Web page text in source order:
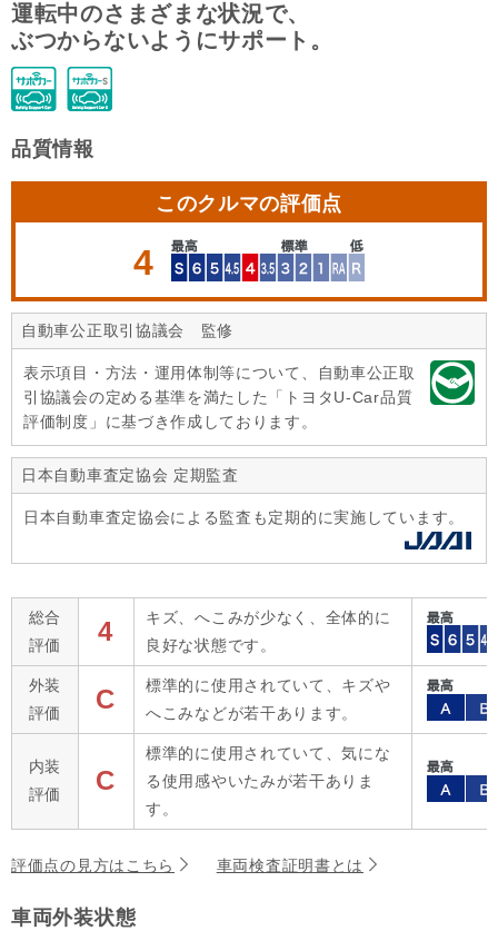
運転中のさまざまな状況で、
ぶつからないようにサポート。
品質情報
このクルマの評価点
4
自動車公正取引協議会 監修
表示項目・方法・運用体制等について、自動車公正取
引協議会の定める基準を満たした「トヨタU-Car品質
評価制度」に基づき作成しております。
日本自動車査定協会 定期監査
日本自動車査定協会による監査も定期的に実施しています。
総合
評価
4
キズ、へこみが少なく、全体的に
良好な状態です。
外装
評価
C
標準的に使用されていて、キズや
へこみなどが若干あります。
内装
評価
C
標準的に使用されていて、気にな
る使用感やいたみが若干ありま
す。
評価点の見方はこちら 車両検査証明書とは
車両外装状態